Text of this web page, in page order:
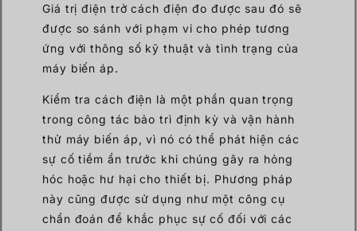
Giá trị điện trở cách điện đo được sau đó sẽ
được so sánh với phạm vi cho phép tương
ứng với thông số kỹ thuật và tình trạng của
máy biến áp.
Kiểm tra cách điện là một phần quan trọng
trong công tác bảo trì định kỳ và vận hành
thử máy biến áp, vì nó có thể phát hiện các
sự cố tiềm ẩn trước khi chúng gây ra hỏng
hóc hoặc hư hại cho thiết bị. Phương pháp
này cũng được sử dụng như một công cụ
chẩn đoán để khắc phục sự cố đối với các